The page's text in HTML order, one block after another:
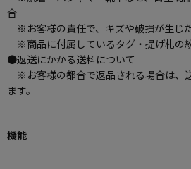
合
※お客様の責任で、キズや破損が生じ
※商品に付属しているタグ・提げ札の
●返送にかかる送料について
※お客様の都合で返品される場合は、
ます。
機能
―